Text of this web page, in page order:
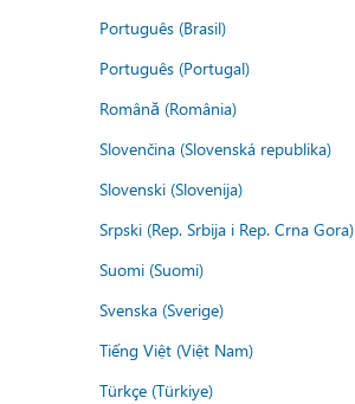
Português (Brasil)
Português (Portugal)
Română (România)
Slovenčina (Slovenská republika)
Slovenski (Slovenija)
Srpski (Rep. Srbija i Rep. Crna Gora)
Suomi (Suomi)
Svenska (Sverige)
Tiếng Việt (Việt Nam)
Türkçe (Türkiye)